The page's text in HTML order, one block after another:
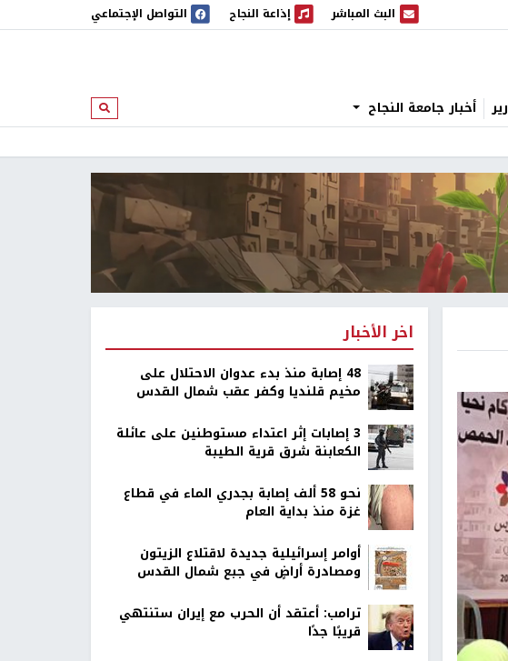
البث المباشر
البث المباشر إذاعة النجاح
إذاعة النجاح التواصل الإجتماعي
أخبار جامعة النجاح ابحث
اخر الأخبار
48 إصابة منذ بدء عدوان الاحتلال على
مخيم قلنديا وكفر عقب شمال القدس
‏3 إصابات إثر اعتداء مستوطنين على عائلة
الكعابنة شرق قرية الطيبة
نحو 58 ألف إصابة بجدري الماء في قطاع
غزة منذ بداية العام
أوامر إسرائيلية جديدة لاقتلاع الزيتون
ومصادرة أراضٍ في جبع شمال القدس
ترامب: أعتقد أن الحرب مع إيران ستنتهي
قريبًا جدًا